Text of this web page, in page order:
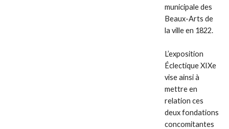
municipale des
Beaux-Arts de
la ville en 1822.
L’exposition
Éclectique XIXe
vise ainsi à
mettre en
relation ces
deux fondations
concomitantes